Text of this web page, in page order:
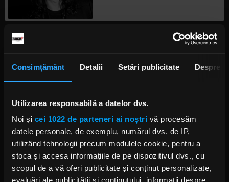
Consimțământ Detalii Setări publicitate Despre
Utilizarea responsabilă a datelor dvs.
Noi și cei 1022 de parteneri ai noștri vă procesăm
datele personale, de exemplu, numărul dvs. de IP,
utilizând tehnologii precum modulele cookie, pentru a
stoca și accesa informațiile de pe dispozitivul dvs., cu
scopul de a vă oferi publicitate și conținut personalizate,
evaluări ale publicității și conținutului, informații despre
VINERI, 4 DECEMBRIE 2020
Ozzy Osbourne: Iată ce face
solistul în carantină
LUNI, 30 NOIEMBRIE 2020